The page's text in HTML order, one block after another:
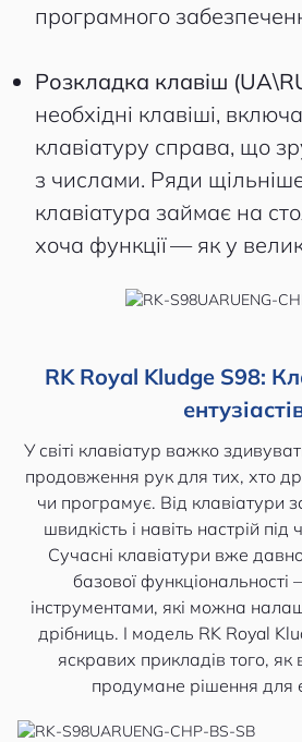
програмного
Розкладка клавіш
необхідні клавіші,
клавіатуру справа, що
з числами. Ряди
клавіатура займає на
хоча функції — як у
RK Royal Kludge S98:
У світі клавіатур важко
продовження рук для тих, хто
чи програмує. Від клавіатури
швидкість і навіть настрій
Сучасні клавіатури вже
базової
інструментами, які можна
дрібниць. І модель RK Royal
яскравих прикладів того, як
продумане рішення для